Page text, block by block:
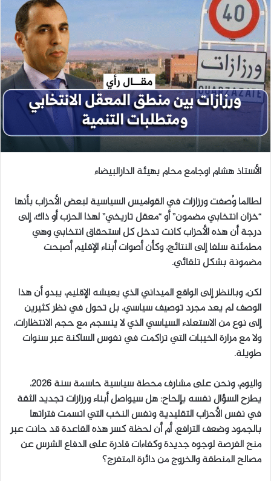
ل
ر
ي
د
ا
إ
ت
و
ي
ا
الأستاذ هشام اوجامع محام بهيئة الدارالبيضاء
لطالما وُصفت ورزازات في القواميس السياسية لبعض الأحزاب بأنها
“خزان انتخابي مضمون” أو “معقل تاريخي” لهذا الحزب أو ذاك، إلى
درجة أن هذه الأحزاب كانت تدخل كل استحقاق انتخابي وهي
مطمئنة سلفا إلى النتائج، وكأن أصوات أبناء الإقليم أصبحت
مضمونة بشكل تلقائي.
لكن، وبالنظر إلى الواقع الميداني الذي يعيشه الإقليم، يبدو أن هذا
الوصف لم يعد مجرد توصيف سياسي، بل تحول في نظر كثيرين
إلى نوع من الاستعلاء السياسي الذي لا ينسجم مع حجم الانتظارات،
ولا مع مرارة الخيبات التي تراكمت في نفوس الساكنة عبر سنوات
طويلة.
واليوم، ونحن على مشارف محطة سياسية حاسمة سنة 2026،
يطرح السؤال نفسه بإلحاح: هل سيواصل أبناء ورزازات تجديد الثقة
في نفس الأحزاب التقليدية ونفس النخب التي اتسمت فتراتها
بالجمود وضعف الترافع، أم أن لحظة كسر هذه القاعدة قد حانت عبر
منح الفرصة لوجوه جديدة وكفاءات قادرة على الدفاع الشرس عن
مصالح المنطقة والخروج من دائرة المتفرج؟